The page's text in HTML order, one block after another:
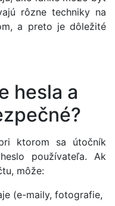
rôzne techniky na
a preto je dôležité
hesla a
ktorom sa útočník
používateľa. Ak
môže:
(e-maily, fotografie,